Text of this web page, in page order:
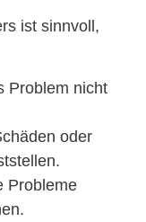
ist sinnvoll,
Problem nicht
oder
Probleme